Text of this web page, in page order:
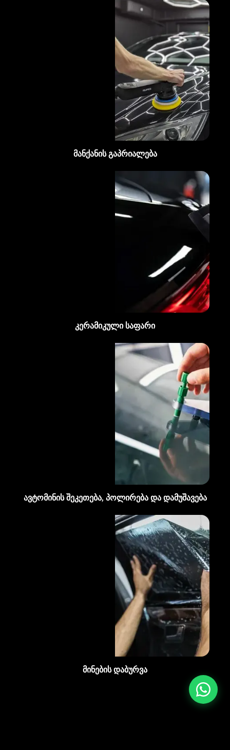
მანქანის გაპრიალება
კერამიკული საფარი
ავტომინის შეკეთება, პოლირება და დამუშავება
მინების დაბურვა